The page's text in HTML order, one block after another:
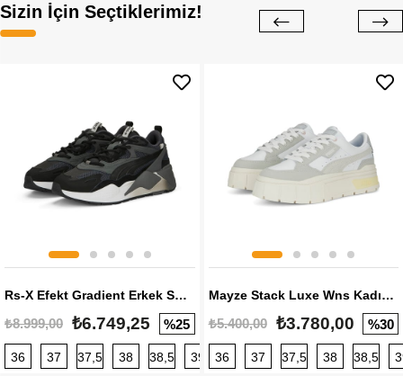
Sizin İçin Seçtiklerimiz!
Rs-X Efekt Gradient Erkek Sneaker
₺8.999,00 ₺6.749,25 %25
36 37 37,5 38 38,5 39 40 40,5 41 42 42,5
Mayze Stack Luxe Wns Kadın Sneaker
₺5.400,00 ₺3.780,00 %30
36 37 37,5 38 38,5